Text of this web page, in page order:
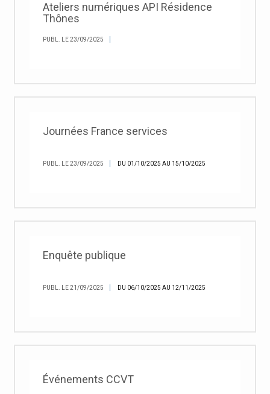
Ateliers numériques API Résidence
Thônes
PUBL. LE 23/09/2025
Journées France services
PUBL. LE 23/09/2025 DU 01/10/2025 AU 15/10/2025
Enquête publique
PUBL. LE 21/09/2025 DU 06/10/2025 AU 12/11/2025
Événements CCVT